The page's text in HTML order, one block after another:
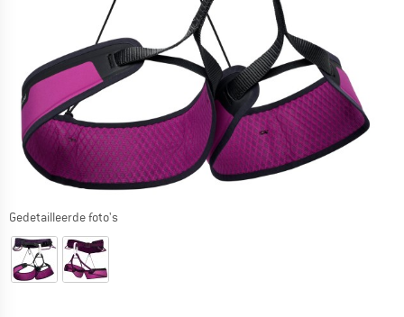
Gedetailleerde foto's